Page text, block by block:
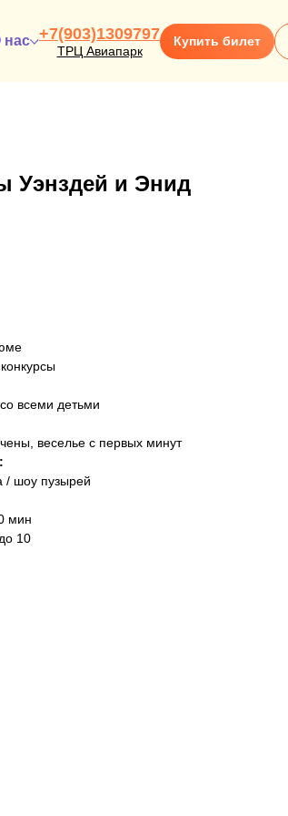
нас +7(903)1309797
ТРЦ Авиапарк
Купить билет
Уэнздей и Энид
всеми детьми
веселье с первых минут
/ шоу пузырей
мин
10